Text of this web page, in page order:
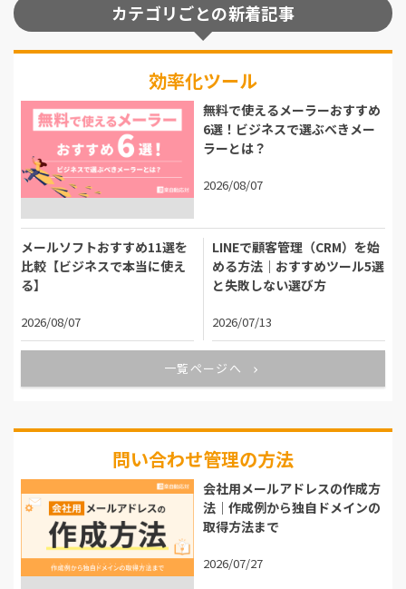
カテゴリごとの新着記事
効率化ツール
無料で使えるメーラーおすすめ
6選！ビジネスで選ぶべきメー
ラーとは？
2026/08/07
メールソフトおすすめ11選を
比較【ビジネスで本当に使え
る】
2026/08/07
LINEで顧客管理（CRM）を始
める方法｜おすすめツール5選
と失敗しない選び方
2026/07/13
一覧ページへ
問い合わせ管理の方法
会社用メールアドレスの作成方
法｜作成例から独自ドメインの
取得方法まで
2026/07/27